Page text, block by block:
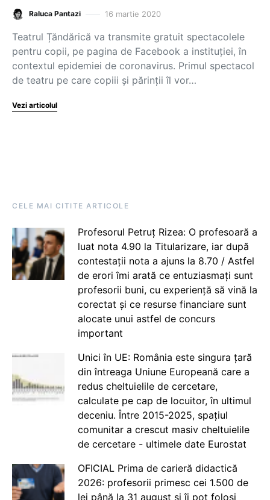
Raluca Pantazi 16 martie 2020
Teatrul Țăndărică va transmite gratuit spectacolele
pentru copii, pe pagina de Facebook a instituției, în
contextul epidemiei de coronavirus. Primul spectacol
de teatru pe care copiii și părinții îl vor…
Vezi articolul
CELE MAI CITITE ARTICOLE
Profesorul Petruț Rizea: O profesoară a
luat nota 4.90 la Titularizare, iar după
contestații nota a ajuns la 8.70 / Astfel
de erori îmi arată ce entuziasmați sunt
profesorii buni, cu experiență să vină la
corectat și ce resurse financiare sunt
alocate unui astfel de concurs
important
Unici în UE: România este singura țară
din întreaga Uniune Europeană care a
redus cheltuielile de cercetare,
calculate pe cap de locuitor, în ultimul
deceniu. Între 2015-2025, spațiul
comunitar a crescut masiv cheltuielile
de cercetare - ultimele date Eurostat
OFICIAL Prima de carieră didactică
2026: profesorii primesc cei 1.500 de
lei până la 31 august și îi pot folosi